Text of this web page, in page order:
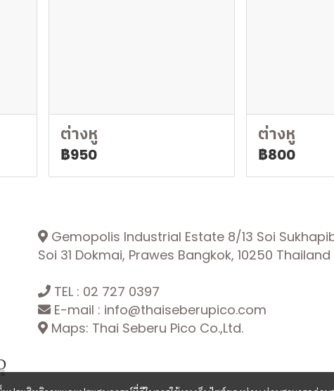
ต่างหู
฿950
ต่างหู
฿800
Gemopolis Industrial Estate 8/13 Soi
Soi 31 Dokmai, Prawes Bangkok, 10250 Thailand
TEL : 02 727 0397
E-mail : info@thaiseberupico.com
Maps: Thai Seberu Pico Co.,Ltd.